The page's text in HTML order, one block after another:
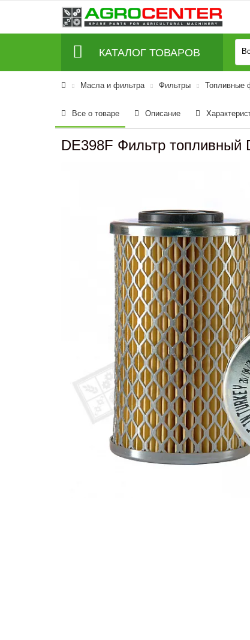
КАТАЛОГ ТОВАРОВ
Масла и фильтра Фильтры Топливные
Все о товаре Описание
DE398F Фильтр топливный